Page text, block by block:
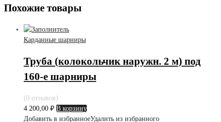
Похожие товары
Карданные шарниры
Труба (колокольчик наружн. 2 м) под
160-е шарниры
(0 отзывов)
4 200,00 ₽ В корзину
Добавить в избранноеУдалить из избранного